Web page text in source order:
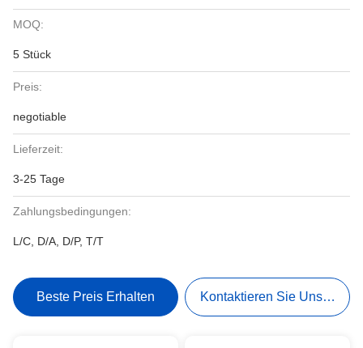
MOQ:
5 Stück
Preis:
negotiable
Lieferzeit:
3-25 Tage
Zahlungsbedingungen:
L/C, D/A, D/P, T/T
Beste Preis Erhalten Kontaktieren Sie Uns Jetzt